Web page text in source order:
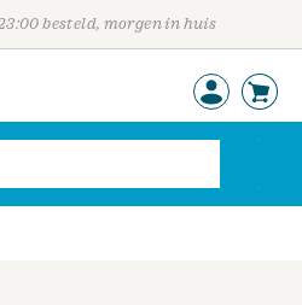
besteld, morgen in huis